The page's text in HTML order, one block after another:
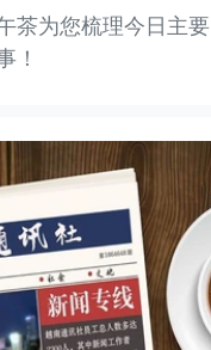
茶为您梳理今日主
！